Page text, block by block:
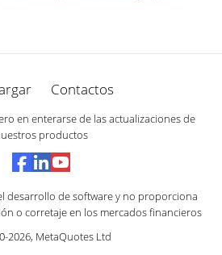
Contactos
en enterarse de las actualizaciones de
productos
desarrollo de software y no proporciona
o corretaje en los mercados financieros
2026, MetaQuotes Ltd